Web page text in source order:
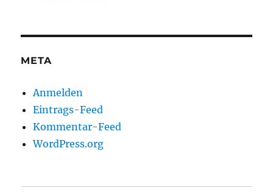
META
Anmelden
Eintrags-Feed
Kommentar-Feed
WordPress.org